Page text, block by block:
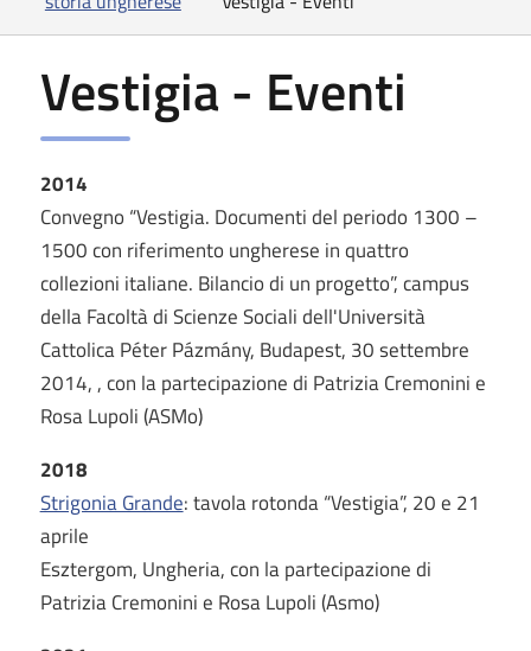
Vestigia - Eventi
2014
Convegno “Vestigia. Documenti del periodo 1300 –
1500 con riferimento ungherese in quattro
collezioni italiane. Bilancio di un progetto”, campus
della Facoltà di Scienze Sociali dell'Università
Cattolica Péter Pázmány, Budapest, 30 settembre
2014, , con la partecipazione di Patrizia Cremonini e
Rosa Lupoli (ASMo)
2018
Strigonia Grande: tavola rotonda “Vestigia”, 20 e 21
aprile
Esztergom, Ungheria, con la partecipazione di
Patrizia Cremonini e Rosa Lupoli (Asmo)